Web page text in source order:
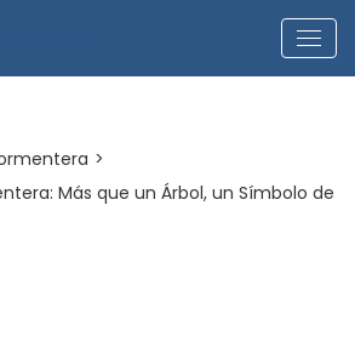
>
Más que un Árbol, un Símbolo de